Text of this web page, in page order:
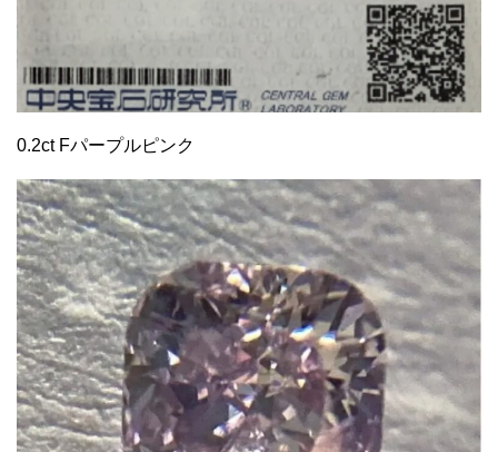
0.2ct Fパープルピンク